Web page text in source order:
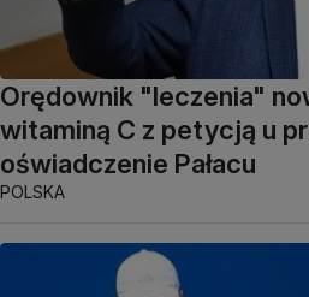
Orędownik "leczenia"
witaminą C z petycją u
oświadczenie Pałacu
POLSKA